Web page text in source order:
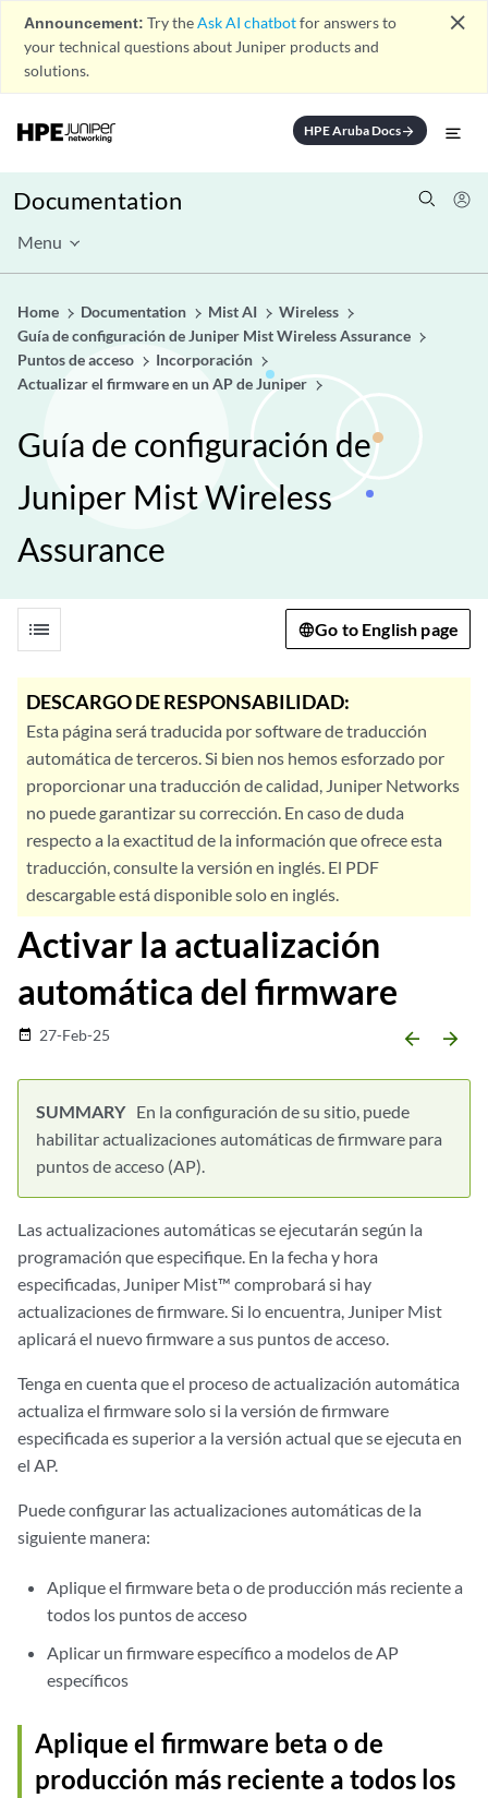
Announcement: Try theAsk AI chatbotfor answers to
your technical questions about Juniper products and
solutions.
close
HPE Aruba Docsarrow_forward
Documentation
Menu
Home Documentation Mist AI
Wireless
Guía de configuración de Juniper Mist Wireless Assurance
Puntos de acceso
Incorporación
Actualizar el firmware en un AP de Juniper
Guía de configuración de
Juniper Mist Wireless
Assurance
list Go to English page
DESCARGO DE RESPONSABILIDAD:
Esta página será traducida por software de traducción
automática de terceros. Si bien nos hemos esforzado por
proporcionar una traducción de calidad, Juniper Networks
no puede garantizar su corrección. En caso de duda
respecto a la exactitud de la información que ofrece esta
traducción, consulte la versión en inglés. El PDF
descargable está disponible solo en inglés.
Activar la actualización
automática del firmware
date_range 27-Feb-25 arrow_backward arrow_forward
En la configuración de su sitio, puede
habilitar actualizaciones automáticas de firmware para
puntos de acceso (AP).
Las actualizaciones automáticas se ejecutarán según la
programación que especifique. En la fecha y hora
especificadas, Juniper Mist™ comprobará si hay
actualizaciones de firmware. Si lo encuentra, Juniper Mist
aplicará el nuevo firmware a sus puntos de acceso.
Tenga en cuenta que el proceso de actualización automática
actualiza el firmware solo si la versión de firmware
especificada es superior a la versión actual que se ejecuta en
el AP.
Puede configurar las actualizaciones automáticas de la
siguiente manera:
Aplique el firmware beta o de producción más reciente a
todos los puntos de acceso
Aplicar un firmware específico a modelos de AP
específicos
Aplique el firmware beta o de
producción más reciente a todos los